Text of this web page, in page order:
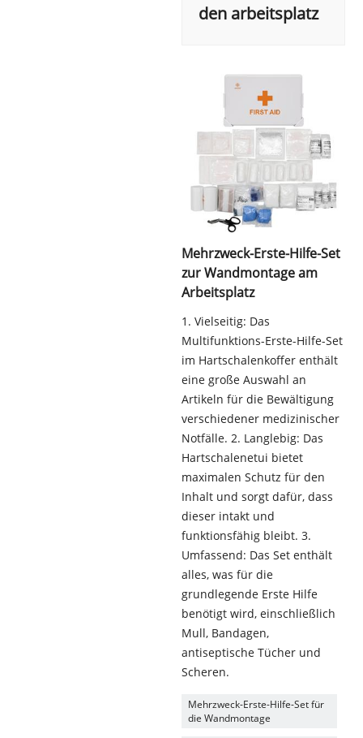
den arbeitsplatz
Mehrzweck-Erste-Hilfe-Set
zur Wandmontage am
Arbeitsplatz
1. Vielseitig: Das
Multifunktions-Erste-Hilfe-Set
im Hartschalenkoffer enthält
eine große Auswahl an
Artikeln für die Bewältigung
verschiedener medizinischer
Notfälle. 2. Langlebig: Das
Hartschalenetui bietet
maximalen Schutz für den
Inhalt und sorgt dafür, dass
dieser intakt und
funktionsfähig bleibt. 3.
Umfassend: Das Set enthält
alles, was für die
grundlegende Erste Hilfe
benötigt wird, einschließlich
Mull, Bandagen,
antiseptische Tücher und
Scheren.
Mehrzweck-Erste-Hilfe-Set für
die Wandmontage